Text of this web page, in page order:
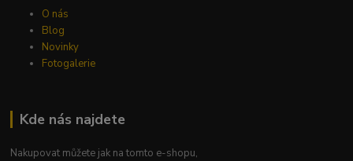
O nás
Blog
Novinky
Fotogalerie
Kde nás najdete
Nakupovat můžete jak na tomto e-shopu,